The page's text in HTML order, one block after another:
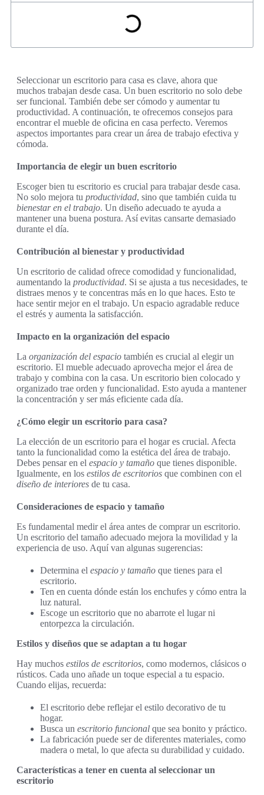
Seleccionar un escritorio para casa es clave, ahora que
muchos trabajan desde casa. Un buen escritorio no solo debe
ser funcional. También debe ser cómodo y aumentar tu
productividad. A continuación, te ofrecemos consejos para
encontrar el mueble de oficina en casa perfecto. Veremos
aspectos importantes para crear un área de trabajo efectiva y
cómoda.
Importancia de elegir un buen escritorio
Escoger bien tu escritorio es crucial para trabajar desde casa.
No solo mejora tu productividad, sino que también cuida tu
bienestar en el trabajo. Un diseño adecuado te ayuda a
mantener una buena postura. Así evitas cansarte demasiado
durante el día.
Contribución al bienestar y productividad
Un escritorio de calidad ofrece comodidad y funcionalidad,
aumentando la productividad. Si se ajusta a tus necesidades, te
distraes menos y te concentras más en lo que haces. Esto te
hace sentir mejor en el trabajo. Un espacio agradable reduce
el estrés y aumenta la satisfacción.
Impacto en la organización del espacio
La organización del espacio también es crucial al elegir un
escritorio. El mueble adecuado aprovecha mejor el área de
trabajo y combina con la casa. Un escritorio bien colocado y
organizado trae orden y funcionalidad. Esto ayuda a mantener
la concentración y ser más eficiente cada día.
¿Cómo elegir un escritorio para casa?
La elección de un escritorio para el hogar es crucial. Afecta
tanto la funcionalidad como la estética del área de trabajo.
Debes pensar en el espacio y tamaño que tienes disponible.
Igualmente, en los estilos de escritorios que combinen con el
diseño de interiores de tu casa.
Consideraciones de espacio y tamaño
Es fundamental medir el área antes de comprar un escritorio.
Un escritorio del tamaño adecuado mejora la movilidad y la
experiencia de uso. Aquí van algunas sugerencias:
Determina el espacio y tamaño que tienes para el
escritorio.
Ten en cuenta dónde están los enchufes y cómo entra la
luz natural.
Escoge un escritorio que no abarrote el lugar ni
entorpezca la circulación.
Estilos y diseños que se adaptan a tu hogar
Hay muchos estilos de escritorios, como modernos, clásicos o
rústicos. Cada uno añade un toque especial a tu espacio.
Cuando elijas, recuerda:
El escritorio debe reflejar el estilo decorativo de tu
hogar.
Busca un escritorio funcional que sea bonito y práctico.
La fabricación puede ser de diferentes materiales, como
madera o metal, lo que afecta su durabilidad y cuidado.
Características a tener en cuenta al seleccionar un
escritorio